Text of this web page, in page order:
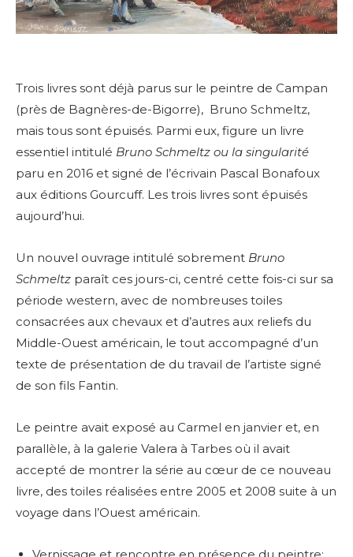
Trois livres sont déjà parus sur le peintre de Campan
(près de Bagnères-de-Bigorre), Bruno Schmeltz,
mais tous sont épuisés. Parmi eux, figure un livre
essentiel intitulé Bruno Schmeltz ou la singularité
paru en 2016 et signé de l’écrivain Pascal Bonafoux
aux éditions Gourcuff. Les trois livres sont épuisés
aujourd’hui.
Un nouvel ouvrage intitulé sobrement Bruno
Schmeltz paraît ces jours-ci, centré cette fois-ci sur sa
période western, avec de nombreuses toiles
consacrées aux chevaux et d’autres aux reliefs du
Middle-Ouest américain, le tout accompagné d’un
texte de présentation de du travail de l’artiste signé
de son fils Fantin.
Le peintre avait exposé au Carmel en janvier et, en
parallèle, à la galerie Valera à Tarbes où il avait
accepté de montrer la série au cœur de ce nouveau
livre, des toiles réalisées entre 2005 et 2008 suite à un
voyage dans l’Ouest américain.